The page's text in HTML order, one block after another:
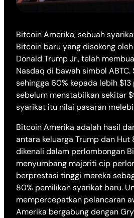
Bitcoin Amerika, sebuah
Bitcoin baru yang disokong
Donald Trump Jr., telah
Nasdaq di bawah simbol
sehingga 60% kepada lebih
sebelum menstabilkan sekitar
syarikat itu nilai pasaran
Bitcoin Amerika adalah hasil
antara keluarga Trump dan Hut
dikenali dalam perlombongan
menyumbang majoriti cip
berprestasi tinggi mereka
80% pemilikan syarikat baru.
mempercepatkan pelancaran
Amerika bergabung dengan